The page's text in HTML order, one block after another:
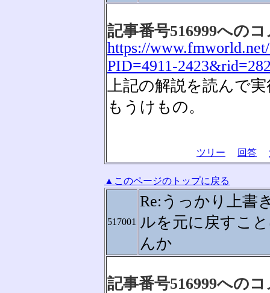
記事番号516999への
https://
PID=4911-
上記の解説を読んで
もうけもの。
ツリー 回答
▲このページのトップに戻る
517001
Re:うっかり上書
ルを元に戻すこ
んか
記事番号516999への